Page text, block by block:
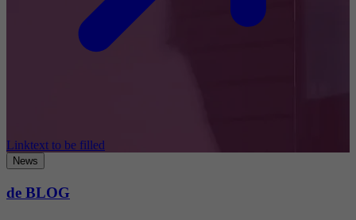
Linktext to be filled
News
de BLOG